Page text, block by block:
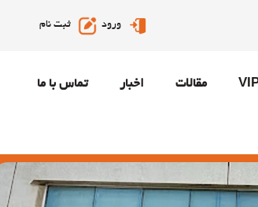
ورود ثبت نام
مقالات اخبار تماس با ما